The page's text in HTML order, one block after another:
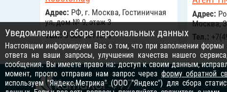
Адрес: РФ, г. Москва, Гостиничная
ул, дом № 9, этаж 3
Тел.:8 800 3011399
Адрес:
Москва,
Тел.:
Уведомление о сборе персональных данных
Настоящим информируем Вас о том, что при заполнении формы
ответа на ваши запросы, улучшения качества нашего
сообщения. Вы имеете право на: доступ к своим данным,
момент, просто отправив нам запрос через форму обратной
используем "Яндекс.Метрика" (ООО "Яндекс") для сбора